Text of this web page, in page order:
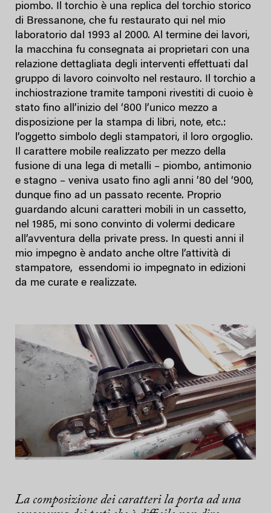
piombo. Il torchio è una replica del torchio storico
di Bressanone, che fu restaurato qui nel mio
laboratorio dal 1993 al 2000. Al termine dei lavori,
la macchina fu consegnata ai proprietari con una
relazione dettagliata degli interventi effettuati dal
gruppo di lavoro coinvolto nel restauro. Il torchio a
inchiostrazione tramite tamponi rivestiti di cuoio è
stato fino all’inizio del ‘800 l’unico mezzo a
disposizione per la stampa di libri, note, etc.:
l’oggetto simbolo degli stampatori, il loro orgoglio.
Il carattere mobile realizzato per mezzo della
fusione di una lega di metalli – piombo, antimonio
e stagno – veniva usato fino agli anni ’80 del ‘900,
dunque fino ad un passato recente. Proprio
guardando alcuni caratteri mobili in un cassetto,
nel 1985, mi sono convinto di volermi dedicare
all’avventura della private press. In questi anni il
mio impegno è andato anche oltre l’attività di
stampatore, essendomi io impegnato in edizioni
da me curate e realizzate.
La composizione dei caratteri la porta ad una